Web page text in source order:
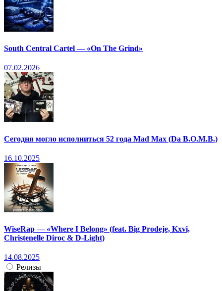
South Central Cartel — «On The Grind»
07.02.2026
Сегодня могло исполниться 52 года Mad Max (Da B.O.M.B.)
16.10.2025
WiseRap — «Where I Belong» (feat. Big Prodeje, Kxvi,
Christenelle Diroc & D-Light)
14.08.2025
Релизы